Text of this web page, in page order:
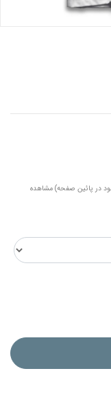
در پائین صفحه) مشاهده